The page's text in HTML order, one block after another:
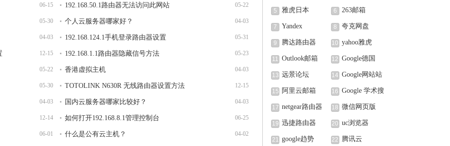
06-15 05-22
192.168.50.1路由器无法访问此网站
05-30 04-03
个人云服务器哪家好？
04-03 05-31
192.168.124.1手机登录路由器设置
12-15 05-23
192.168.1.1路由器隐藏信号方法
05-22 04-03
香港虚拟主机
05-30 12-15
TOTOLINK N630R 无线路由器设置方法
04-03 04-03
国内云服务器哪家比较好？
12-14 06-25
如何打开192.168.8.1管理控制台
06-01 04-02
什么是公有云主机？
5 雅虎日本 6 263邮箱
7 Yandex 8 夸克网盘
9 腾达路由器 10 yahoo雅虎
11 Outlook邮箱 12 Google德国
13 远景论坛 14 Google网站站
长中心
15 阿里云邮箱 16 Google 学术搜
索
17 netgear路由器 18 微信网页版
19 迅捷路由器 20 uc浏览器
21 google趋势 22 腾讯云